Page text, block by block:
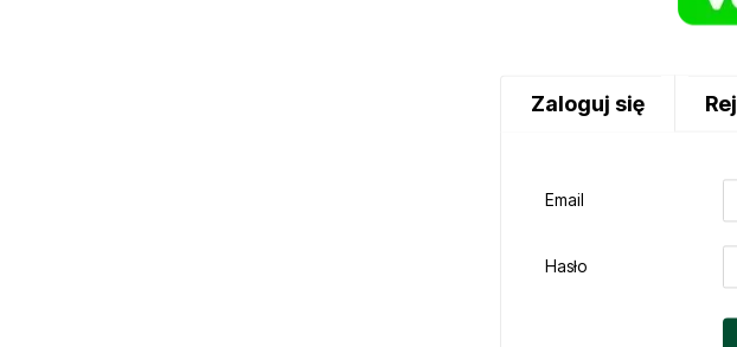
Zaloguj się
Email
Hasło